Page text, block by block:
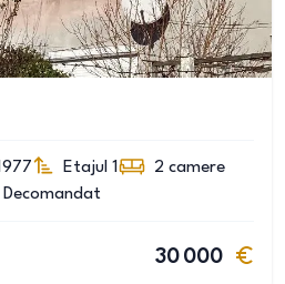
Etajul 1 2 camere
Decomandat
30 000